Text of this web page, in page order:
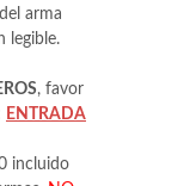
arma
legible.
, favor
ENTRADA
incluido